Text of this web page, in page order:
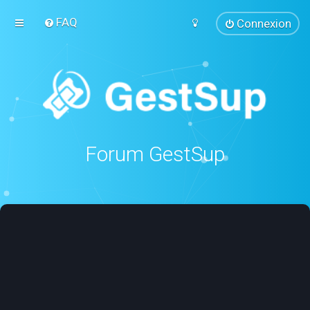
FAQ Connexion
Forum GestSup